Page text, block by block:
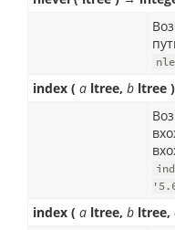
index ( a ltree, b ltree
index ( a ltree, b ltree,